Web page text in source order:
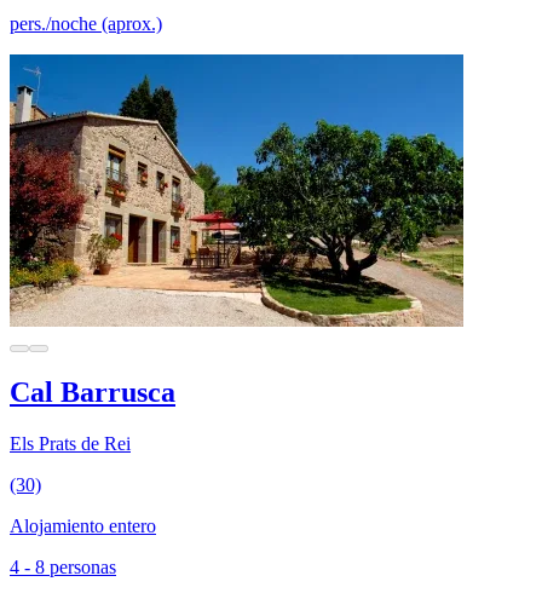
pers./noche (aprox.)
Cal Barrusca
Els Prats de Rei
(30)
Alojamiento entero
4 - 8 personas